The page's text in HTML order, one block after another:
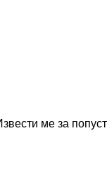
ме за попуст